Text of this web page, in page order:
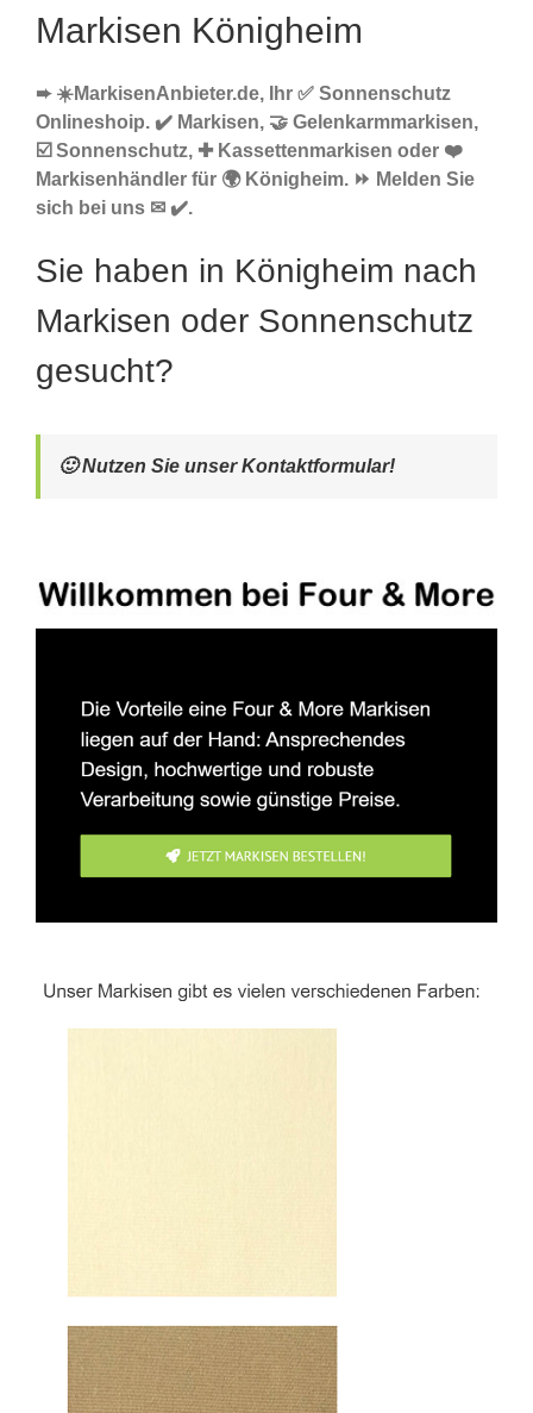
Markisen Königheim
➨ ☀️MarkisenAnbieter.de, Ihr ✅ Sonnenschutz
Onlineshoip. ✔️ Markisen, 🤝 Gelenkarmmarkisen,
☑️ Sonnenschutz, ✚ Kassettenmarkisen oder ❤️
Markisenhändler für 🌍 Königheim. ⏩ Melden Sie
sich bei uns ✉ ✔️.
Sie haben in Königheim nach
Markisen oder Sonnenschutz
gesucht?
🙂 Nutzen Sie unser Kontaktformular!